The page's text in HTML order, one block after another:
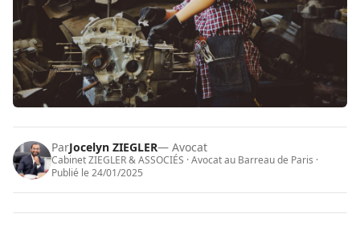
ParJocelyn ZIEGLER— Avocat
Cabinet ZIEGLER & ASSOCIÉS · Avocat au Barreau de Paris ·
Publié le 24/01/2025